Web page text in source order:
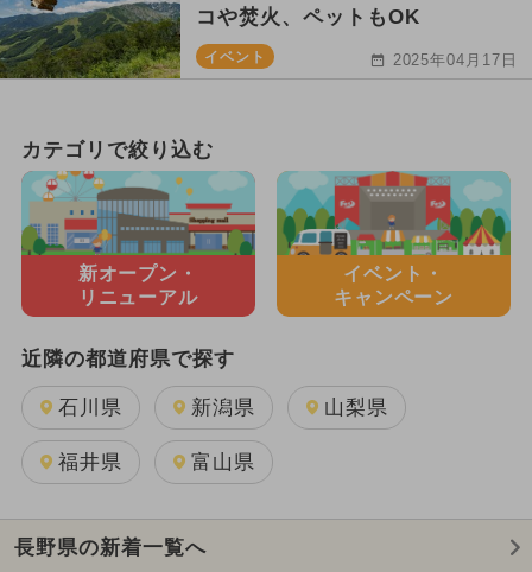
コや焚火、ペットもOK
イベント 2025年04月17日
カテゴリで絞り込む
新オープン・
リニューアル
イベント・
キャンペーン
近隣の都道府県で探す
石川県 新潟県 山梨県
福井県 富山県
長野県の新着一覧へ